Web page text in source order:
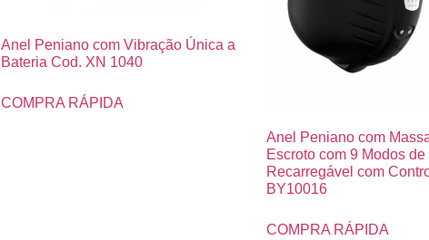
Anel Peniano com Vibração Única a
Bateria Cod. XN 1040
COMPRA RÁPIDA
Anel Peniano com
Escroto com 9 Modos
Recarregável com
BY10016
COMPRA RÁPIDA